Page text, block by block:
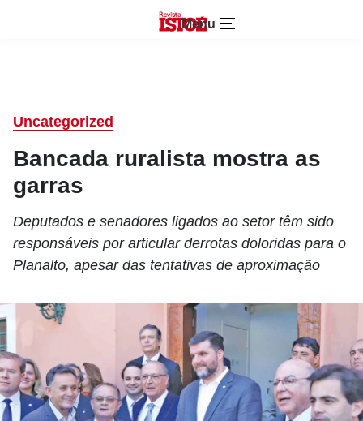
Menu
Uncategorized
Bancada ruralista mostra as
garras
Deputados e senadores ligados ao setor têm sido
responsáveis por articular derrotas doloridas para o
Planalto, apesar das tentativas de aproximação